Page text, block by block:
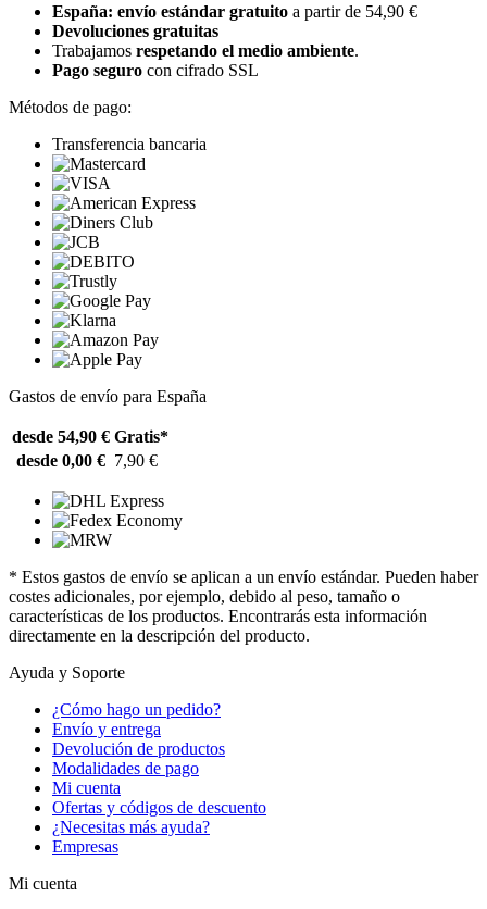
España: envío estándar gratuito a partir de 54,90 €
Devoluciones gratuitas
Trabajamos respetando el medio ambiente.
Pago seguro con cifrado SSL
Métodos de pago:
Transferencia bancaria
Gastos de envío para España
desde 54,90 € Gratis*
desde 0,00 € 7,90 €
* Estos gastos de envío se aplican a un envío estándar. Pueden haber
costes adicionales, por ejemplo, debido al peso, tamaño o
características de los productos. Encontrarás esta información
directamente en la descripción del producto.
Ayuda y Soporte
¿Cómo hago un pedido?
Envío y entrega
Devolución de productos
Modalidades de pago
Mi cuenta
Ofertas y códigos de descuento
¿Necesitas más ayuda?
Empresas
Mi cuenta